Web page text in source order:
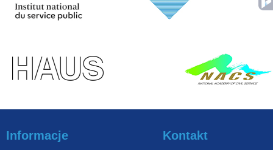
Informacje Kontakt